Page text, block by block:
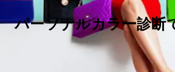
パーソナルカラー診断